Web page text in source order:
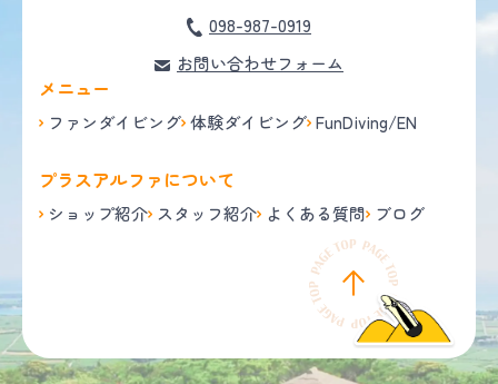
098-987-0919
お問い合わせフォーム
メニュー
ファンダイビング 体験ダイビング FunDiving/EN
プラスアルファについて
ショップ紹介 スタッフ紹介 よくある質問 ブログ